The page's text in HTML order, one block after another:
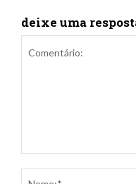
deixe uma